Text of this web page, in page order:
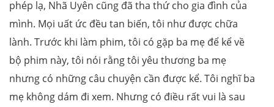
phép lạ, Nhã Uyên cũng đã tha thứ cho gia đình của
mình. Mọi uất ức đều tan biến, tôi như được chữa
lành. Trước khi làm phim, tôi có gặp ba mẹ để kể về
bộ phim này, tôi nói rằng tôi yêu thương ba mẹ
nhưng có những câu chuyện cần được kể. Tôi nghĩ ba
mẹ không dám đi xem. Nhưng có điều rất vui là sau